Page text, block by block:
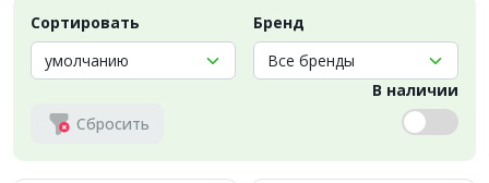
Сортировать Бренд
Сбросить
В наличии